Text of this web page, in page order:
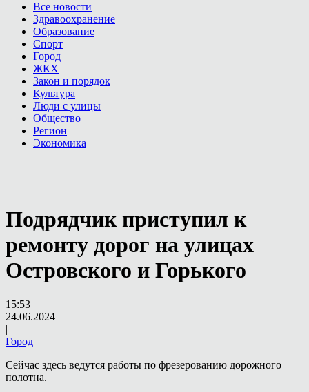
Все новости
Здравоохранение
Образование
Спорт
Город
ЖКХ
Закон и порядок
Культура
Люди с улицы
Общество
Регион
Экономика
Подрядчик приступил к
ремонту дорог на улицах
Островского и Горького
15:53
24.06.2024
|
Город
Сейчас здесь ведутся работы по фрезерованию дорожного
полотна.